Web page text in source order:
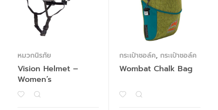
หมวกนิรภัย
Vision Helmet –
Women’s
กระเป๋าชอล์ค, กระเป๋าชอล์ค
Wombat Chalk Bag